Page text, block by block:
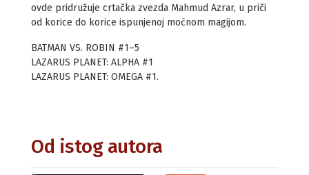
ovde pridružuje crtačka zvezda Mahmud Azrar, u priči
od korice do korice ispunjenoj moćnom magijom.
BATMAN VS. ROBIN #1–5
LAZARUS PLANET: ALPHA #1
LAZARUS PLANET: OMEGA #1.
Od istog autora